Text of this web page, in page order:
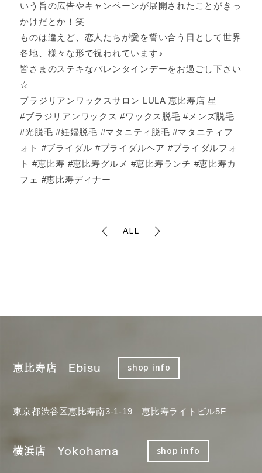
いう旨の広告やキャンペーンが展開されたことがきっ
かけだとか！笑
ものは違えど、恋人たちが愛を誓い合う日として世界
各地、様々な形で祝われています♪
皆さまのステキなバレンタインデーをお過ごし下さい
☆
ブラジリアンワックスサロン LULA 恵比寿店 星
#ブラジリアンワックス #ワックス脱毛 #メンズ脱毛
#光脱毛 #妊婦脱毛 #マタニティ脱毛 #マタニティフ
ォト #ブライダル #ブライダルヘア #ブライダルフォ
ト #恵比寿 #恵比寿グルメ #恵比寿ランチ #恵比寿カ
フェ #恵比寿ディナー
ALL
恵比寿店 Ebisu shop info
東京都渋谷区恵比寿南3-1-19 恵比寿ライトビル5F
横浜店 Yokohama shop info